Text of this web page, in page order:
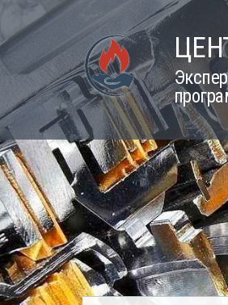
Skip
to
content